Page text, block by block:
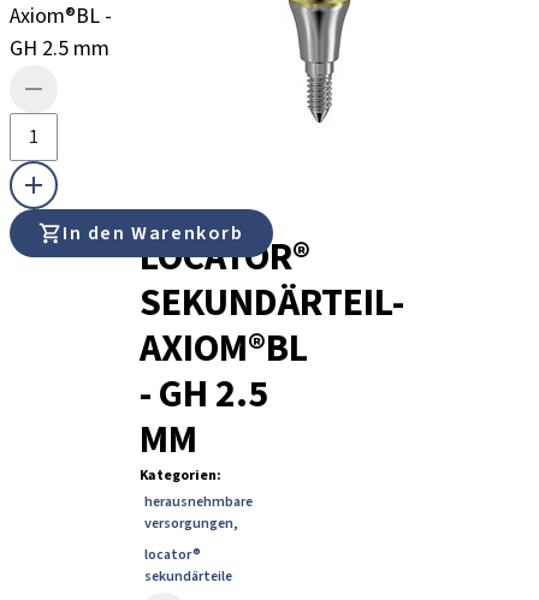
Axiom®BL -
GH 2.5 mm
In den Warenkorb
LOCATOR®
SEKUNDÄRTEIL-
AXIOM®BL
- GH 2.5
MM
Kategorien:
herausnehmbare
versorgungen,
locator®
sekundärteile